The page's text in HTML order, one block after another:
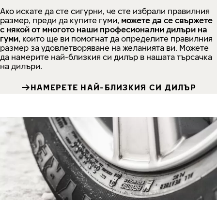
Ако искате да сте сигурни, че сте избрали правилния
размер, преди да купите гуми, можете да се свържете
с някой от многото наши професионални дилъри на
гуми, които ще ви помогнат да определите правилния
размер за удовлетворяване на желанията ви. Можете
да намерите най-близкия си дилър в нашата търсачка
на дилъри.
НАМЕРЕТЕ НАЙ-БЛИЗКИЯ СИ ДИЛЪР